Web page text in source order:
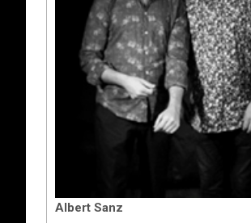
Albert Sanz